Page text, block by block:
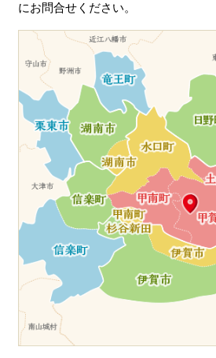
にお問合せください。